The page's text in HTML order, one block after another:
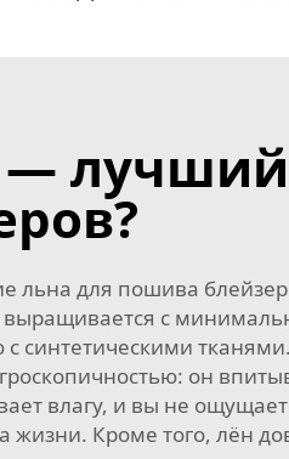
—
льна для пошива
выращивается с
он
влагу, и вы не
Кроме того, лён